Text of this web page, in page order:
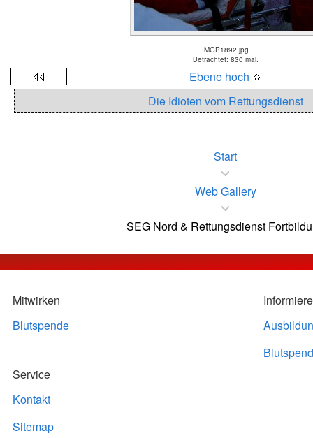
IMGP1892.jpg
Betrachtet: 830 mal.
Ebene hoch
Die Idioten vom Rettungsdienst
Start
Web Gallery
SEG Nord & Rettungsdienst
Mitwirken
Blutspende
Service
Kontakt
Sitemap